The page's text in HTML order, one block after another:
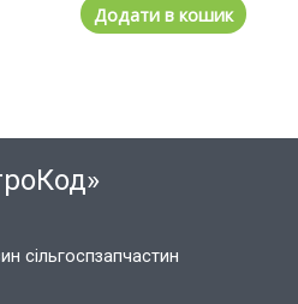
Додати в кошик
сільгоспзапчастин